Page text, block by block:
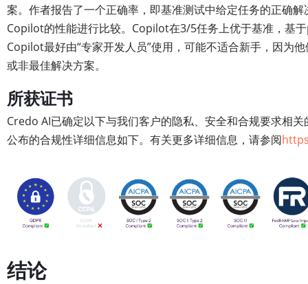
案。作者报告了一个正确率，即基准测试中给定任务的正确
Copilot的性能进行比较。Copilot在3/5任务上优于基准，基
Copilot最好由“专家开发人员”使用，可能不适合新手，因为
或非最佳解决方案。
所获证书
Credo AI已确定以下与我们客户的隐私、安全和合规要求相
公布的合规性详细信息如下。有关更多详细信息，请参阅
结论